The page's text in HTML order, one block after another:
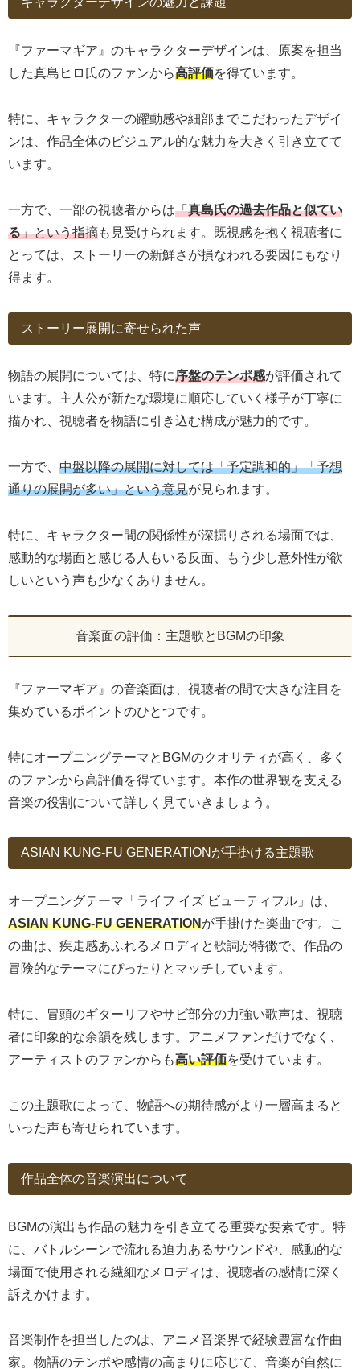
『ファーマギア』のキャラクターデザインは、原案を担当
した真島ヒロ氏のファンから高評価を得ています。
特に、キャラクターの躍動感や細部までこだわったデザイ
ンは、作品全体のビジュアル的な魅力を大きく引き立てて
います。
一方で、一部の視聴者からは「真島氏の過去作品と似てい
る」という指摘も見受けられます。既視感を抱く視聴者に
とっては、ストーリーの新鮮さが損なわれる要因にもなり
得ます。
ストーリー展開に寄せられた声
物語の展開については、特に序盤のテンポ感が評価されて
います。主人公が新たな環境に順応していく様子が丁寧に
描かれ、視聴者を物語に引き込む構成が魅力的です。
一方で、 中盤以降の展開に対しては「予定調和的」「予想
通りの展開が多い」という意見が見られます。
特に、キャラクター間の関係性が深掘りされる場面では、
感動的な場面と感じる人もいる反面、もう少し意外性が欲
しいという声も少なくありません。
音楽面の評価：主題歌とBGMの印象
『ファーマギア』の音楽面は、視聴者の間で大きな注目を
集めているポイントのひとつです。
特にオープニングテーマとBGMのクオリティが高く、多く
のファンから高評価を得ています。本作の世界観を支える
音楽の役割について詳しく見ていきましょう。
ASIAN KUNG-FU GENERATIONが手掛ける主題歌
オープニングテーマ「ライフ イズ ビューティフル」は、
ASIAN KUNG-FU GENERATIONが手掛けた楽曲です。こ
の曲は、疾走感あふれるメロディと歌詞が特徴で、作品の
冒険的なテーマにぴったりとマッチしています。
特に、冒頭のギターリフやサビ部分の力強い歌声は、視聴
者に印象的な余韻を残します。アニメファンだけでなく、
アーティストのファンからも高い評価を受けています。
この主題歌によって、物語への期待感がより一層高まると
いった声も寄せられています。
作品全体の音楽演出について
BGMの演出も作品の魅力を引き立てる重要な要素です。特
に、バトルシーンで流れる迫力あるサウンドや、感動的な
場面で使用される繊細なメロディは、視聴者の感情に深く
訴えかけます。
音楽制作を担当したのは、アニメ音楽界で経験豊富な作曲
家。物語のテンポや感情の高まりに応じて、音楽が自然に